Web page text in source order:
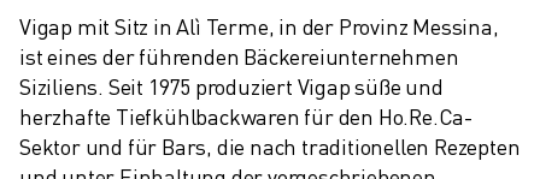
Vigap mit Sitz in Alì Terme, in der Provinz Messina,
ist eines der führenden Bäckereiunternehmen
Siziliens. Seit 1975 produziert Vigap süße und
herzhafte Tiefkühlbackwaren für den Ho.Re.Ca-
Sektor und für Bars, die nach traditionellen Rezepten